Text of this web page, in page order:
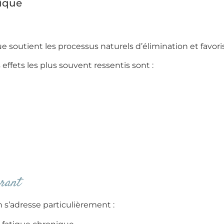
les processus naturels d’élimination et
les plus souvent ressentis sont :
particulièrement :